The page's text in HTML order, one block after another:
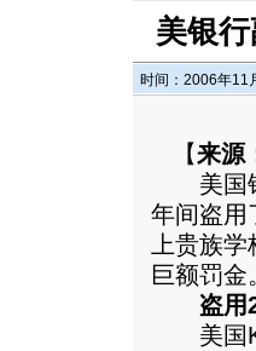
美银
时间：2006年11
【来源
美国银
年间盗用
上贵族
巨额罚金
盗用
美国